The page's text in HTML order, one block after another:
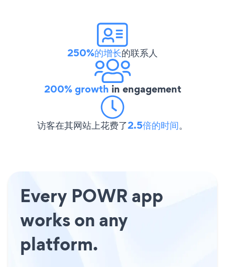
250%的增长的联系人
200% growth in engagement
访客在其网站上花费了2.5倍的时间。
Every POWR app
works on any
platform.